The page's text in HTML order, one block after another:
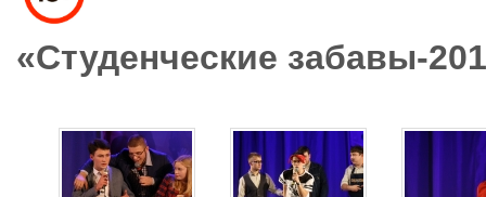
«Студенческие забавы-